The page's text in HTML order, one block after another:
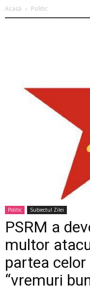
Acasă Politic
Politic Subiectul Zilei
PSRM a
multor
partea
“vremuri